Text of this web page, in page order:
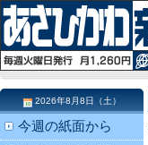
2026年8月8日（土）
今週の紙面から